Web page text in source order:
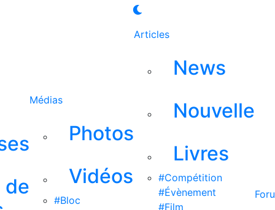
de
Médias
Photos
Vidéos
#Bloc
Articles
News
Nouvelle
Livres
#Compétition
#Évènement
#Film